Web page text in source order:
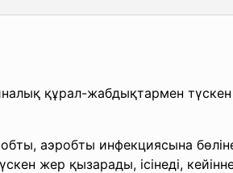
құрал-жабдықтармен
аэробты инфекциясына
жер қызарады, ісінеді,